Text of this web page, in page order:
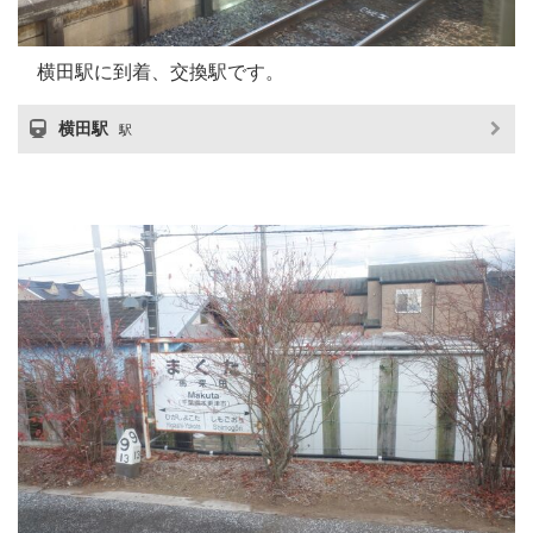
横田駅に到着、交換駅です。
横田駅 駅